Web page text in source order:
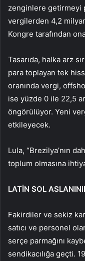
zenginlere getirmeyi
vergilerden 4,2
Kongre tarafından
Tasarıda, halka arz
para toplayan tek
oranında vergi,
ise yüzde 0 ile 22,5
öngörülüyor. Yeni
etkileyecek.
Lula, “Brezilya’nın
toplum olmasına
LATİN SOL
Fakirdiler ve sekiz
satıcı ve personel
serçe parmağını
sendikacılığa geçti.